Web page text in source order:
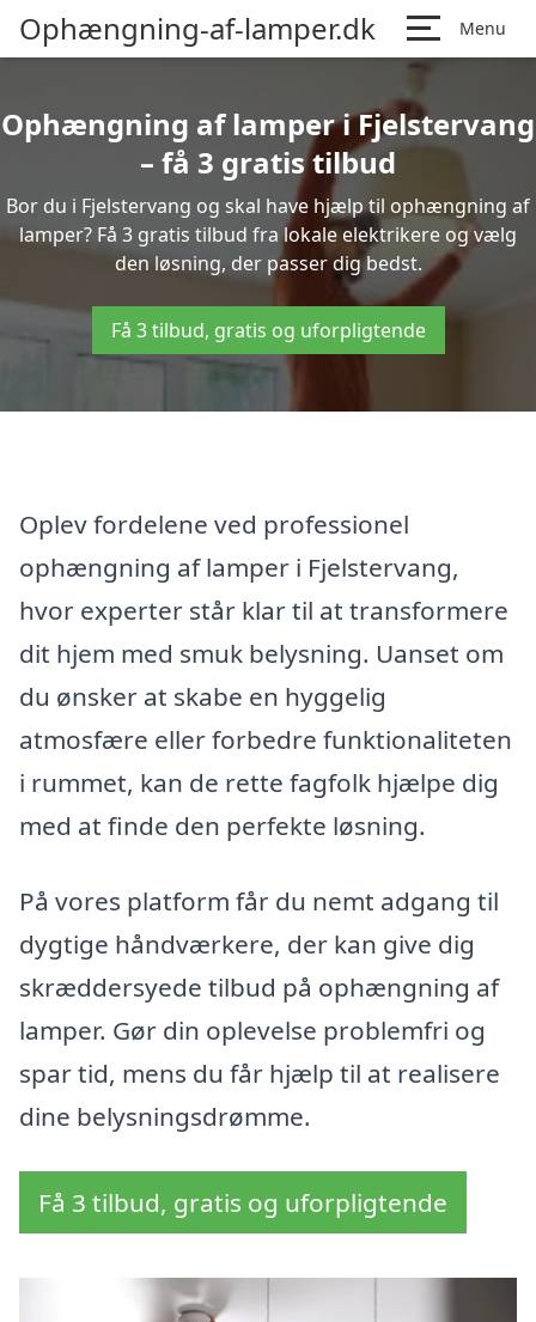
Ophængning-af-lamper.dk Menu
Ophængning af lamper i Fjelstervang
– få 3 gratis tilbud
Bor du i Fjelstervang og skal have hjælp til ophængning af
lamper? Få 3 gratis tilbud fra lokale elektrikere og vælg
den løsning, der passer dig bedst.
Få 3 tilbud, gratis og uforpligtende
Oplev fordelene ved professionel
ophængning af lamper i Fjelstervang,
hvor experter står klar til at transformere
dit hjem med smuk belysning. Uanset om
du ønsker at skabe en hyggelig
atmosfære eller forbedre funktionaliteten
i rummet, kan de rette fagfolk hjælpe dig
med at finde den perfekte løsning.
På vores platform får du nemt adgang til
dygtige håndværkere, der kan give dig
skræddersyede tilbud på ophængning af
lamper. Gør din oplevelse problemfri og
spar tid, mens du får hjælp til at realisere
dine belysningsdrømme.
Få 3 tilbud, gratis og uforpligtende